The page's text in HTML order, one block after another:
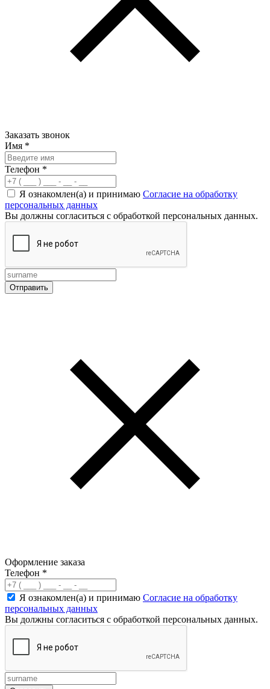
Заказать звонок
Имя *
Телефон *
Я ознакомлен(а) и принимаю Согласие на обработку
персональных данных
Вы должны согласиться с обработкой персональных данных.
Оформление заказа
Телефон *
Я ознакомлен(а) и принимаю Согласие на обработку
персональных данных
Вы должны согласиться с обработкой персональных данных.